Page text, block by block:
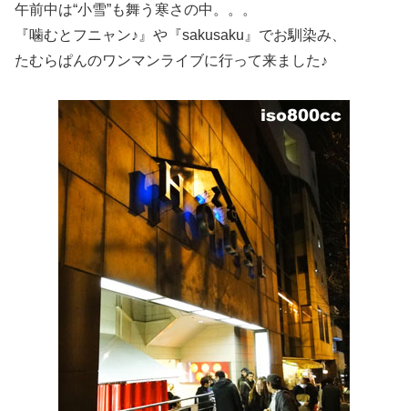
午前中は“小雪”も舞う寒さの中。。。
『噛むとフニャン♪』や『sakusaku』でお馴染み、
たむらぱんのワンマンライブに行って来ました♪